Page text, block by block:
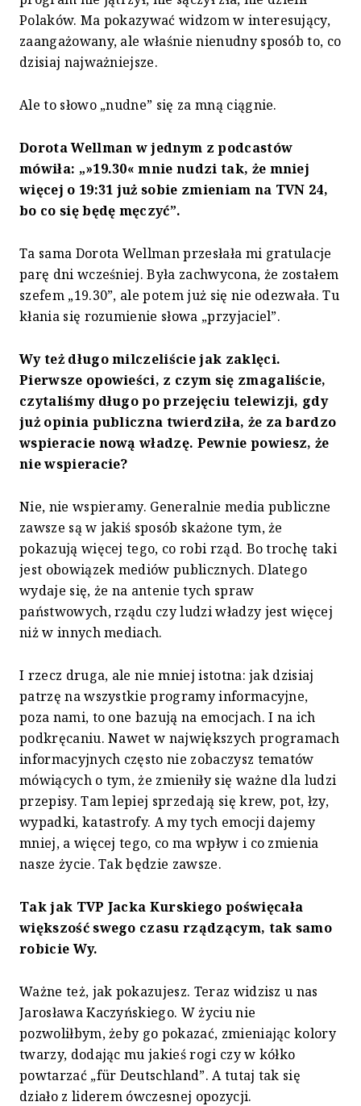
Polaków. Ma pokazywać widzom w interesujący,
zaangażowany, ale właśnie nienudny sposób to, co
dzisiaj najważniejsze.
Ale to słowo „nudne” się za mną ciągnie.
Dorota Wellman w jednym z podcastów
mówiła: „»19.30« mnie nudzi tak, że mniej
więcej o 19:31 już sobie zmieniam na TVN 24,
bo co się będę męczyć”.
Ta sama Dorota Wellman przesłała mi gratulacje
parę dni wcześniej. Była zachwycona, że zostałem
szefem „19.30”, ale potem już się nie odezwała. Tu
kłania się rozumienie słowa „przyjaciel”.
Wy też długo milczeliście jak zaklęci.
Pierwsze opowieści, z czym się zmagaliście,
czytaliśmy długo po przejęciu telewizji, gdy
już opinia publiczna twierdziła, że za bardzo
wspieracie nową władzę. Pewnie powiesz, że
nie wspieracie?
Nie, nie wspieramy. Generalnie media publiczne
zawsze są w jakiś sposób skażone tym, że
pokazują więcej tego, co robi rząd. Bo trochę taki
jest obowiązek mediów publicznych. Dlatego
wydaje się, że na antenie tych spraw
państwowych, rządu czy ludzi władzy jest więcej
niż w innych mediach.
I rzecz druga, ale nie mniej istotna: jak dzisiaj
patrzę na wszystkie programy informacyjne,
poza nami, to one bazują na emocjach. I na ich
podkręcaniu. Nawet w największych programach
informacyjnych często nie zobaczysz tematów
mówiących o tym, że zmieniły się ważne dla ludzi
przepisy. Tam lepiej sprzedają się krew, pot, łzy,
wypadki, katastrofy. A my tych emocji dajemy
mniej, a więcej tego, co ma wpływ i co zmienia
nasze życie. Tak będzie zawsze.
Tak jak TVP Jacka Kurskiego poświęcała
większość swego czasu rządzącym, tak samo
robicie Wy.
Ważne też, jak pokazujesz. Teraz widzisz u nas
Jarosława Kaczyńskiego. W życiu nie
pozwoliłbym, żeby go pokazać, zmieniając kolory
twarzy, dodając mu jakieś rogi czy w kółko
powtarzać „für Deutschland”. A tutaj tak się
działo z liderem ówczesnej opozycji.